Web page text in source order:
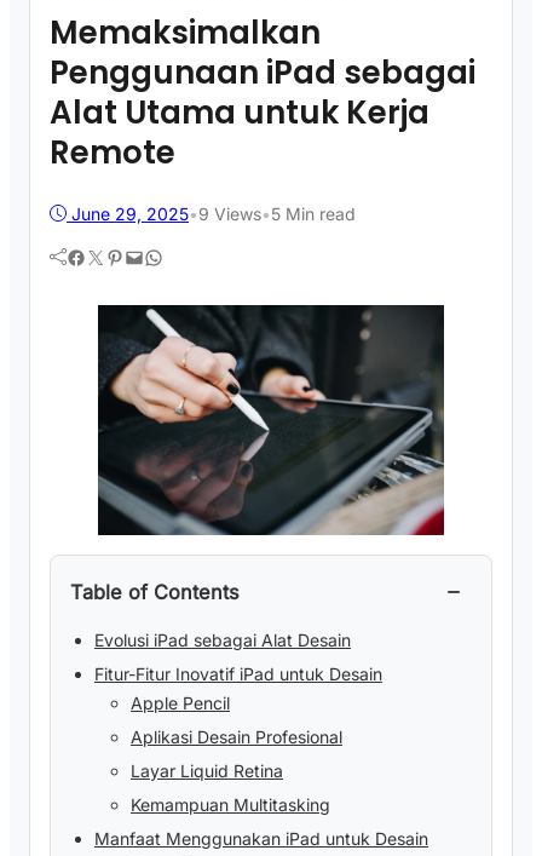
Memaksimalkan
Penggunaan iPad sebagai
Alat Utama untuk Kerja
Remote
June 29, 2025•9 Views•5 Min read
Facebook Twitter Pinterest Mail WhatsApp
Table of Contents −
Evolusi iPad sebagai Alat Desain
Fitur-Fitur Inovatif iPad untuk Desain
Apple Pencil
Aplikasi Desain Profesional
Layar Liquid Retina
Kemampuan Multitasking
Manfaat Menggunakan iPad untuk Desain